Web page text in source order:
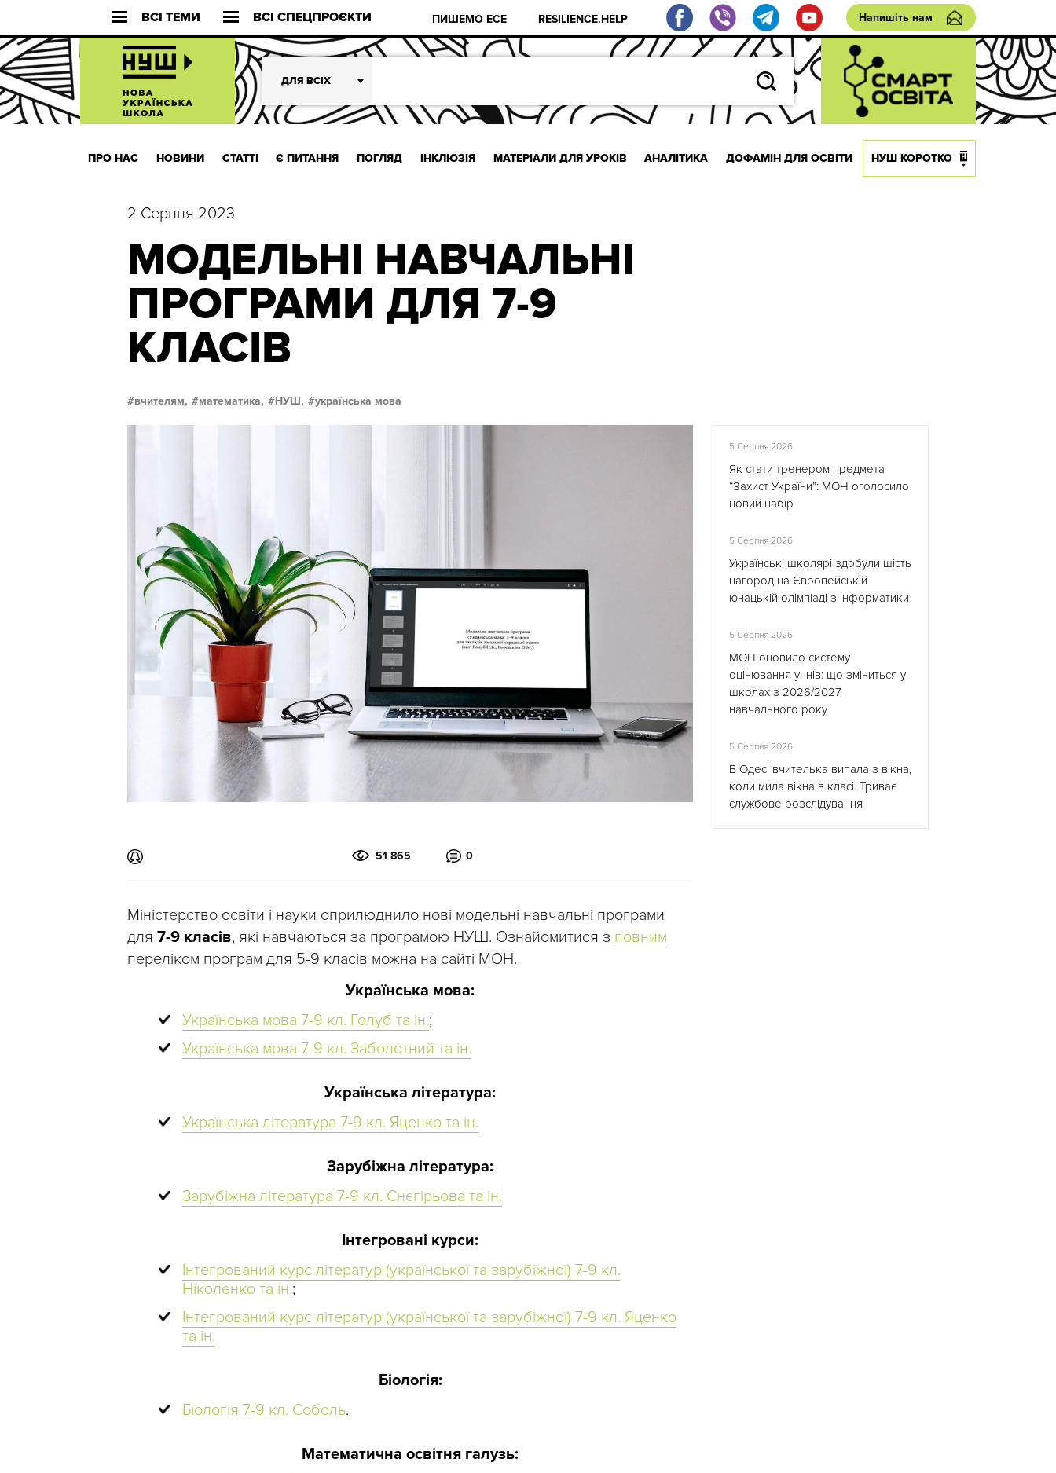
ВСІ ТЕМИ ВСІ СПЕЦПРОЄКТИ ПИШЕМО ЕСЕ RESILIENCE.HELP Напишіть нам
ДЛЯ ВСІХ
ПРО НАС НОВИНИ СТАТТІ Є ПИТАННЯ ПОГЛЯД ІНКЛЮЗІЯ МАТЕРІАЛИ ДЛЯ УРОКІВ АНАЛІТИКА ДОФАМІН ДЛЯ ОСВІТИ НУШ КОРОТКО
2 Серпня 2023
МОДЕЛЬНІ НАВЧАЛЬНІ
ПРОГРАМИ ДЛЯ 7-9
КЛАСІВ
вчителям, математика, НУШ, українська мова
51 865 0
Міністерство освіти і науки оприлюднило нові модельні навчальні програми
для 7-9 класів, які навчаються за програмою НУШ. Ознайомитися з повним
переліком програм для 5-9 класів можна на сайті МОН.
Українська мова:
Українська мова 7-9 кл. Голуб та ін.;
Українська мова 7-9 кл. Заболотний та ін.
Українська література:
Українська література 7-9 кл. Яценко та ін.
Зарубіжна література:
Зарубіжна література 7-9 кл. Снєгірьова та ін.
Інтегровані курси:
Інтегрований курс літератур (української та зарубіжної) 7-9 кл.
Ніколенко та ін.;
Інтегрований курс літератур (української та зарубіжної) 7-9 кл. Яценко
та ін.
Біологія:
Біологія 7-9 кл. Соболь.
Математична освітня галузь:
5 Серпня 2026
Як стати тренером предмета
“Захист України”: МОН оголосило
новий набір
5 Серпня 2026
Українські школярі здобули шість
нагород на Європейській
юнацькій олімпіаді з інформатики
5 Серпня 2026
МОН оновило систему
оцінювання учнів: що зміниться у
школах з 2026/2027
навчального року
5 Серпня 2026
В Одесі вчителька випала з вікна,
коли мила вікна в класі. Триває
службове розслідування